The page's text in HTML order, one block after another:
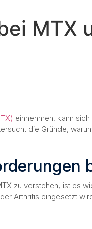
MTX
einnehmen, kann
die Gründe,
zu verstehen, ist es
Arthritis eingesetzt